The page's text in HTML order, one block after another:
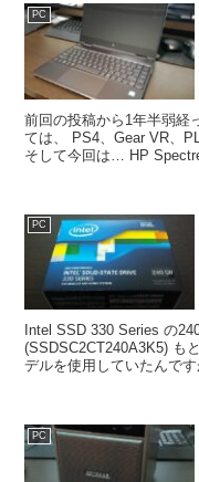
PC
前回の投稿から1年半弱経
ては、 PS4、Gear VR、
そして今回は… HP
PC
Intel SSD 330 Series の
(SSDSC2CT240A3K5) も
デルを使用していたんで
PC